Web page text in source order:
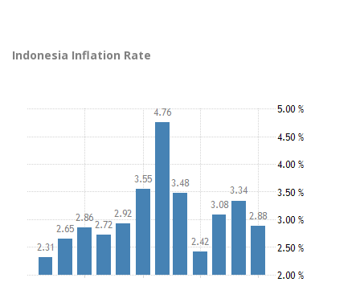
Indonesia Inflation Rate